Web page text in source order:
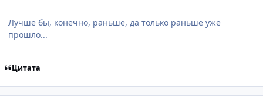
Лучше бы, конечно, раньше, да только раньше уже
прошло...
Цитата